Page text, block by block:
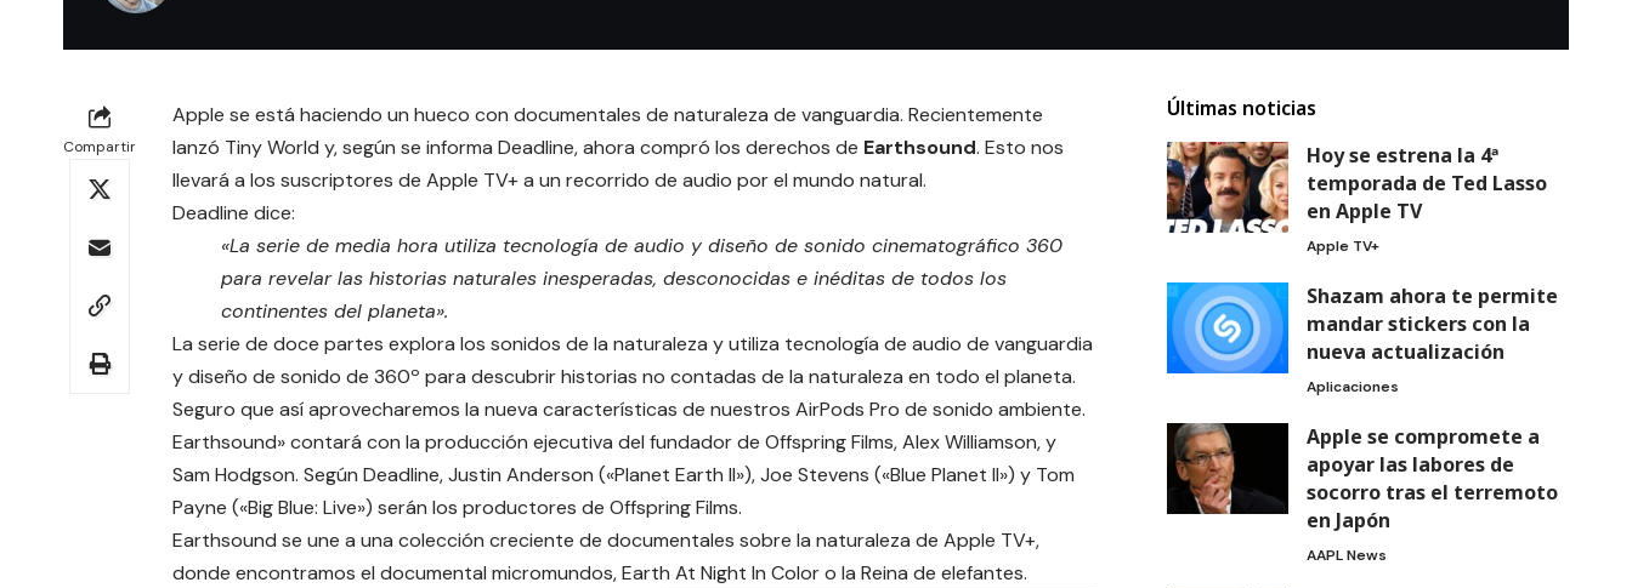
Compartir
Apple se está haciendo un hueco con documentales de naturaleza de vanguardia. Recientemente
lanzó Tiny World y, según se informa Deadline, ahora compró los derechos de Earthsound. Esto nos
llevará a los suscriptores de Apple TV+ a un recorrido de audio por el mundo natural.
Deadline dice:
«La serie de media hora utiliza tecnología de audio y diseño de sonido cinematográfico 360
para revelar las historias naturales inesperadas, desconocidas e inéditas de todos los
continentes del planeta».
La serie de doce partes explora los sonidos de la naturaleza y utiliza tecnología de audio de vanguardia
y diseño de sonido de 360º para descubrir historias no contadas de la naturaleza en todo el planeta.
Seguro que así aprovecharemos la nueva características de nuestros AirPods Pro de sonido ambiente.
Earthsound» contará con la producción ejecutiva del fundador de Offspring Films, Alex Williamson, y
Sam Hodgson. Según Deadline, Justin Anderson («Planet Earth II»), Joe Stevens («Blue Planet II») y Tom
Payne («Big Blue: Live») serán los productores de Offspring Films.
Earthsound se une a una colección creciente de documentales sobre la naturaleza de Apple TV+,
donde encontramos el documental micromundos,Earth At Night In Coloro la Reina de elefantes.
Últimas noticias
Hoy se estrena la 4ª
temporada de Ted Lasso
en Apple TV
Apple TV+
Shazam ahora te permite
mandar stickers con la
nueva actualización
Aplicaciones
Apple se compromete a
apoyar las labores de
socorro tras el terremoto
en Japón
AAPL News